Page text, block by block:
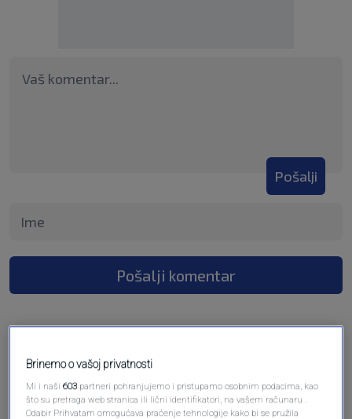
Pošalji
Pošalji komentar
Brinemo o vašoj privatnosti
Mi i naši603 partneri pohranjujemo i pristupamo osobnim podacima, kao
što su pretraga web stranica ili lični identifikatori, na vašem računaru .
Odabir Prihvatam omogućava praćenje tehnologije kako bi se pružila